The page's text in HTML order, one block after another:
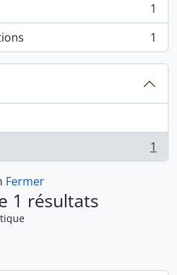
1
1
1
Fermer
1 résultats